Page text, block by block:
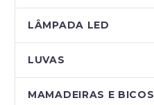
LÂMPADA LED
LUVAS
MAMADEIRAS E BICOS